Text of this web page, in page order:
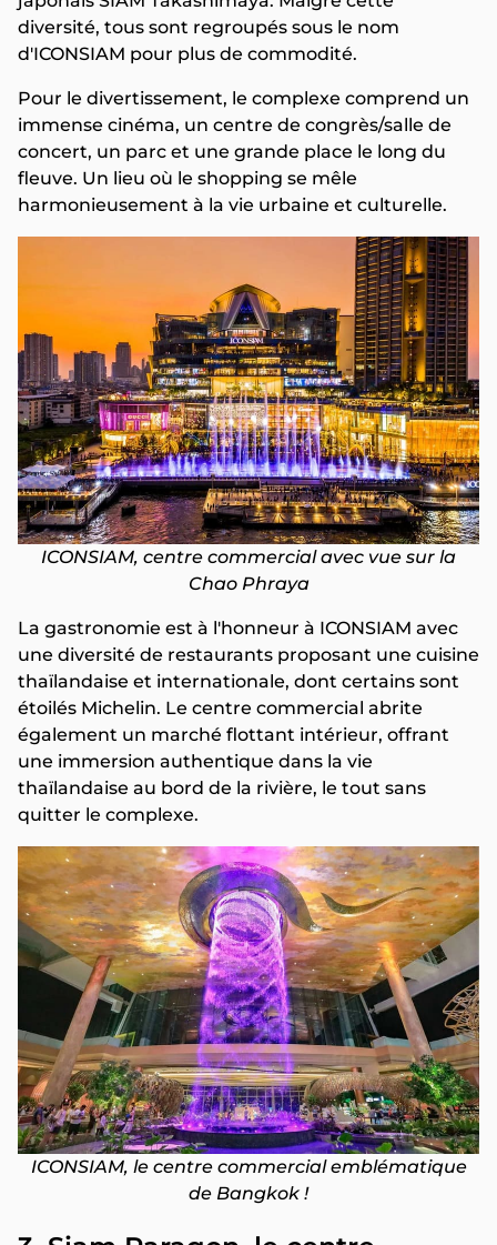
diversité, tous sont regroupés sous le nom
d'ICONSIAM pour plus de commodité.
Pour le divertissement, le complexe comprend un
immense cinéma, un centre de congrès/salle de
concert, un parc et une grande place le long du
fleuve. Un lieu où le shopping se mêle
harmonieusement à la vie urbaine et culturelle.
ICONSIAM, centre commercial avec vue sur la
Chao Phraya
La gastronomie est à l'honneur à ICONSIAM avec
une diversité de restaurants proposant une cuisine
thaïlandaise et internationale, dont certains sont
étoilés Michelin. Le centre commercial abrite
également un marché flottant intérieur, offrant
une immersion authentique dans la vie
thaïlandaise au bord de la rivière, le tout sans
quitter le complexe.
ICONSIAM, le centre commercial emblématique
de Bangkok !